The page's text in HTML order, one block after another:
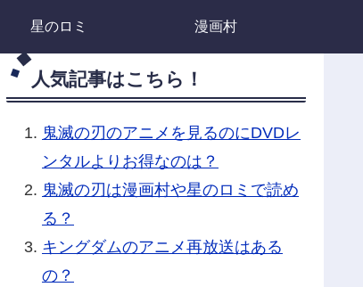
星のロミ 漫画村
人気記事はこちら！
鬼滅の刃のアニメを見るのにDVDレ
ンタルよりお得なのは？
鬼滅の刃は漫画村や星のロミで読め
る？
キングダムのアニメ再放送はある
の？